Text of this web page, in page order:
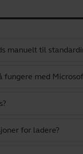
manuelt til
med
for ladere?